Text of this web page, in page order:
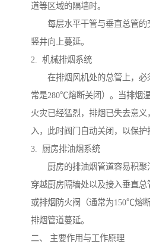
道等区域的隔墙时。
每层水平干管与垂直总管的
竖井向上蔓延。
2. 机械排烟系统
在排烟风机处的总管上，必
常是280℃熔断关闭）。当排烟
火灾已经猛烈，排烟已失去意义
入，此时阀门自动关闭，以保护
3. 厨房排油烟系统
厨房的排油烟管道容易积聚
穿越厨房隔墙处以及接入垂直总
或排烟防火阀（通常为150℃熔
排烟管道蔓延。
二、 主要作用与工作原理